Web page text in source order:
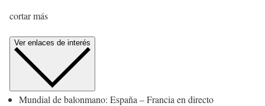
cortar más
Ver enlaces de interés
Mundial de balonmano: España – Francia en directo